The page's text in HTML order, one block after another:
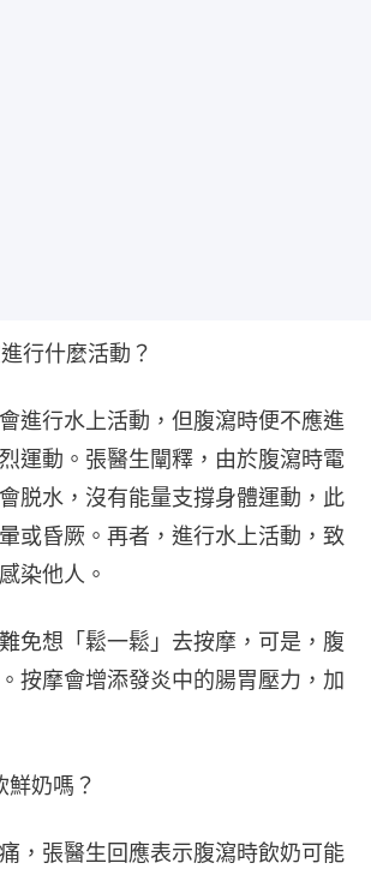
行什麼活動？
進行水上活動，但腹瀉時便不應進
運動。張醫生闡釋，由於腹瀉時電
脱水，沒有能量支撐身體運動，此
或昏厥。再者，進行水上活動，致
染他人。
免想「鬆一鬆」去按摩，可是，腹
按摩會增添發炎中的腸胃壓力，加
奶嗎？
，張醫生回應表示腹瀉時飲奶可能